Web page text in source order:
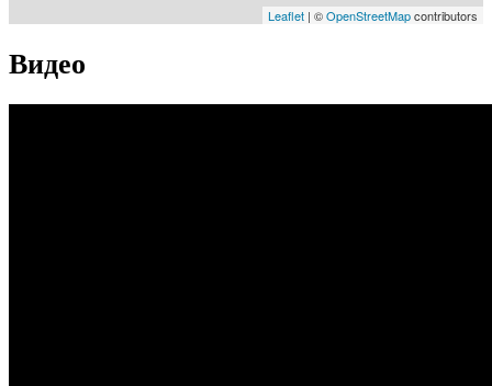
Leaflet | ©OpenStreetMapcontributors
Видео